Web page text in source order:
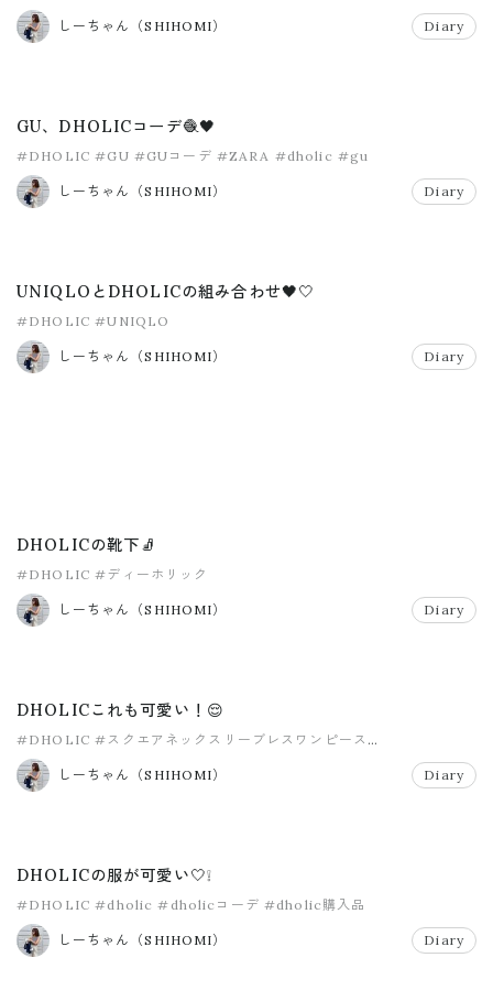
しーちゃん（SHIHOMI） Diary
GU、DHOLICコーデ🧶🖤
#DHOLIC #GU #GUコーデ #ZARA #dholic #gu
しーちゃん（SHIHOMI） Diary
UNIQLOとDHOLICの組み合わせ🖤🤍
#DHOLIC #UNIQLO
しーちゃん（SHIHOMI） Diary
DHOLICの靴下🧦
#DHOLIC #ディーホリック
しーちゃん（SHIHOMI） Diary
DHOLICこれも可愛い！😌
#DHOLIC #スクエアネックスリーブレスワンピース
#ディーホリック
しーちゃん（SHIHOMI）
Diary
DHOLICの服が可愛い🤍❕
#DHOLIC #dholic #dholicコーデ #dholic購入品
しーちゃん（SHIHOMI） Diary